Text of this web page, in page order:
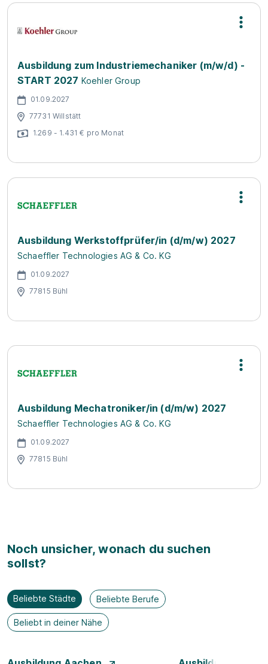
Ausbildung zum Industriemechaniker (m/w/d) -
START 2027 Koehler Group
01.09.2027
77731 Willstätt
1.269 - 1.431 € pro Monat
Ausbildung Werkstoffprüfer/in (d/m/w) 2027
Schaeffler Technologies AG & Co. KG
01.09.2027
77815 Bühl
Ausbildung Mechatroniker/in (d/m/w) 2027
Schaeffler Technologies AG & Co. KG
01.09.2027
77815 Bühl
Noch unsicher, wonach du suchen
sollst?
Beliebte Städte Beliebte Berufe
Beliebt in deiner Nähe